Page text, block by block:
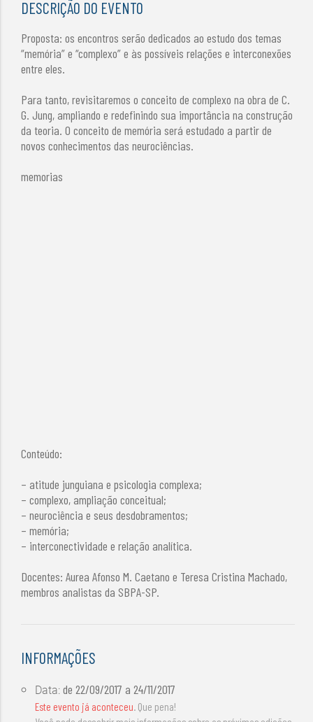
DESCRIÇÃO DO EVENTO
Proposta: os encontros serão dedicados ao estudo dos temas
“memória” e “complexo” e às possíveis relações e interconexões
entre eles.
Para tanto, revisitaremos o conceito de complexo na obra de C.
G. Jung, ampliando e redefinindo sua importância na construção
da teoria. O conceito de memória será estudado a partir de
novos conhecimentos das neurociências.
memorias
Conteúdo:
– atitude junguiana e psicologia complexa;
– complexo, ampliação conceitual;
– neurociência e seus desdobramentos;
– memória;
– interconectividade e relação analítica.
Docentes: Aurea Afonso M. Caetano e Teresa Cristina Machado,
membros analistas da SBPA-SP.
INFORMAÇÕES
Data:de 22/09/2017 a 24/11/2017
Este evento já aconteceu. Que pena!